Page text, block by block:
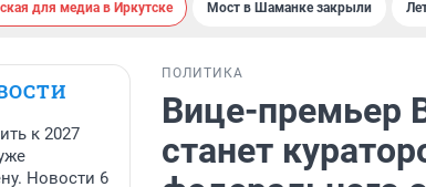
для медиа в Иркутске Мост в Шаманке закрыли
к 2027
Новости 6
ПОЛИТИКА
Вице-премьер
станет